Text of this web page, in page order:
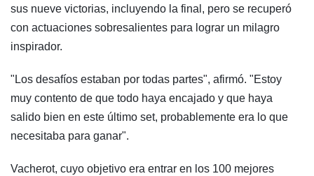
sus nueve victorias, incluyendo la final, pero se recuperó
con actuaciones sobresalientes para lograr un milagro
inspirador.
"Los desafíos estaban por todas partes", afirmó. "Estoy
muy contento de que todo haya encajado y que haya
salido bien en este último set, probablemente era lo que
necesitaba para ganar".
Vacherot, cuyo objetivo era entrar en los 100 mejores